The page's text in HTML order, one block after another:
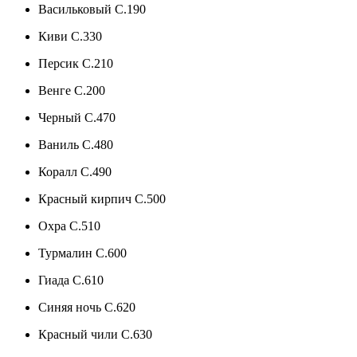
Васильковый C.190
Киви C.330
Персик C.210
Венге C.200
Черный C.470
Ваниль C.480
Коралл C.490
Красный кирпич C.500
Охра C.510
Турмалин C.600
Гиада C.610
Синяя ночь C.620
Красный чили C.630